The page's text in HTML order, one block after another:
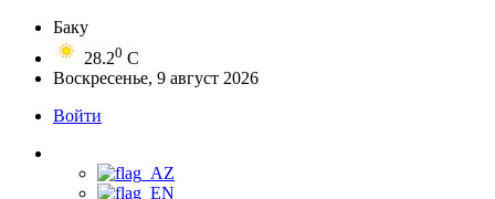
Баку
28.20 C
Воскресенье, 9 август 2026
Войти